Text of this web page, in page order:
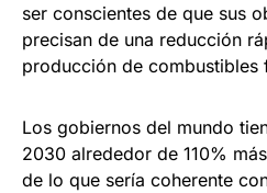
ser conscientes de que sus
precisan de una reducción
producción de combustibles
Los gobiernos del mundo
2030 alrededor de 110%
de lo que sería coherente